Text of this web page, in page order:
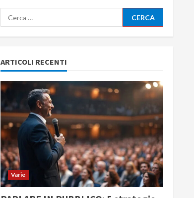
Ricerca
per:
ARTICOLI RECENTI
Varie